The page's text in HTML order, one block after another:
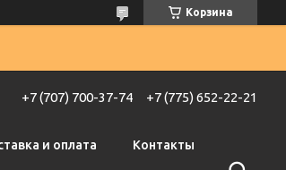
Корзина
+7 (707) 700-37-74 +7 (775) 652-22-21
и оплата Контакты